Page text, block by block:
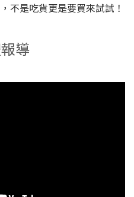
不是吃貨更是要買來試試！
導